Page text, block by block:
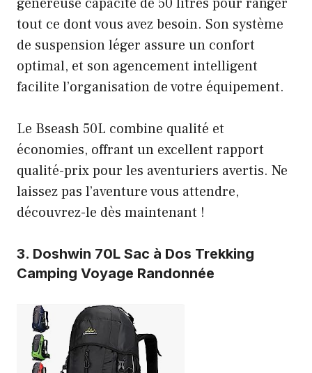
tout ce dont vous avez besoin. Son système
de suspension léger assure un confort
optimal, et son agencement intelligent
facilite l’organisation de votre équipement.
Le Bseash 50L combine qualité et
économies, offrant un excellent rapport
qualité-prix pour les aventuriers avertis. Ne
laissez pas l’aventure vous attendre,
découvrez-le dès maintenant !
3. Doshwin 70L Sac à Dos Trekking
Camping Voyage Randonnée